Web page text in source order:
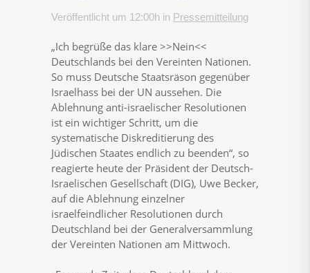
Veröffentlicht um 12:00h in Pressemitteilung
„Ich begrüße das klare >>Nein<<
Deutschlands bei den Vereinten Nationen.
So muss Deutsche Staatsräson gegenüber
Israelhass bei der UN aussehen. Die
Ablehnung anti-israelischer Resolutionen
ist ein wichtiger Schritt, um die
systematische Diskreditierung des
Jüdischen Staates endlich zu beenden“, so
reagierte heute der Präsident der Deutsch-
Israelischen Gesellschaft (DIG), Uwe Becker,
auf die Ablehnung einzelner
israelfeindlicher Resolutionen durch
Deutschland bei der Generalversammlung
der Vereinten Nationen am Mittwoch.